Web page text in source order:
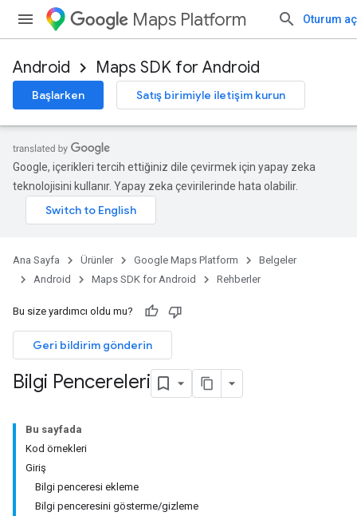
Maps Platform Oturum aç
Android Maps SDK for Android
Başlarken Satış birimiyle iletişim kurun
Google, içerikleri tercih ettiğiniz dile çevirmek için yapay zeka
teknolojisini kullanır. Yapay zeka çevirilerinde hata olabilir.
Ana Sayfa Ürünler Google Maps Platform
Belgeler
Android
Maps SDK for Android Rehberler
Bu size yardımcı oldu mu?
Geri bildirim gönderin
Bilgi Pencereleri
Bu sayfada
Kod örnekleri
Giriş
Bilgi penceresi ekleme
Bilgi penceresini gösterme/gizleme